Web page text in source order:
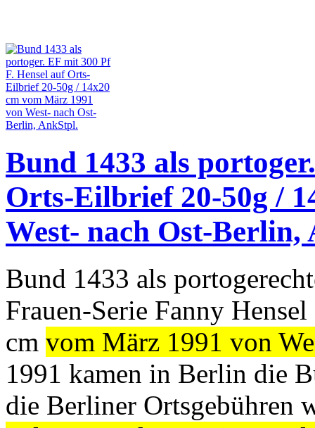
Bund 1433 als
Orts-Eilbrief 20-50g /
West- nach Ost-Berlin,
Bund 1433 als
Frauen-Serie Fanny
cm vom März 1991 von
1991 kamen in Berlin die
die Berliner Ortsgebühren